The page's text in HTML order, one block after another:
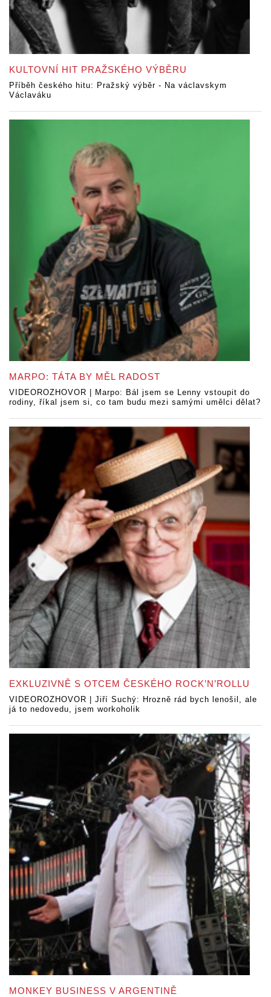
KULTOVNÍ HIT PRAŽSKÉHO VÝBĚRU
Příběh českého hitu: Pražský výběr - Na václavskym
Václaváku
MARPO: TÁTA BY MĚL RADOST
VIDEOROZHOVOR | Marpo: Bál jsem se Lenny vstoupit do
rodiny, říkal jsem si, co tam budu mezi samými umělci dělat?
EXKLUZIVNĚ S OTCEM ČESKÉHO ROCK’N’ROLLU
VIDEOROZHOVOR | Jiří Suchý: Hrozně rád bych lenošil, ale
já to nedovedu, jsem workoholik
MONKEY BUSINESS V ARGENTINĚ